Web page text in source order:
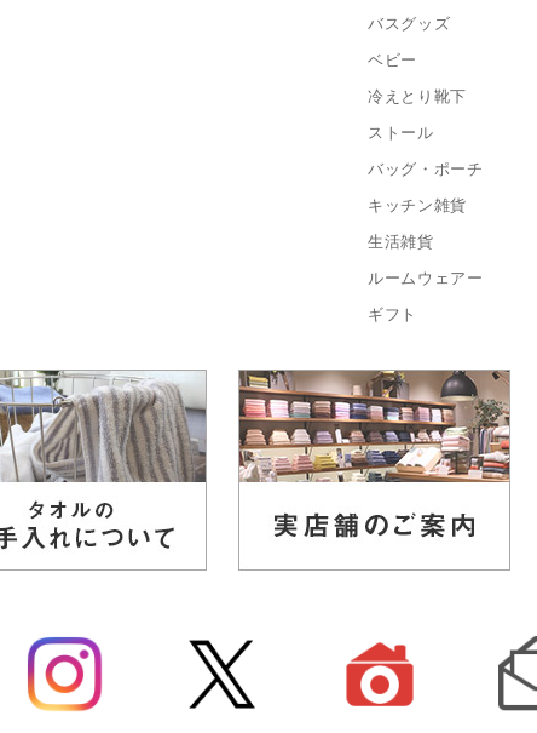
バスグッズ
ベビー
冷えとり靴下
ストール
バッグ・ポーチ
キッチン雑貨
生活雑貨
ルームウェアー
ギフト